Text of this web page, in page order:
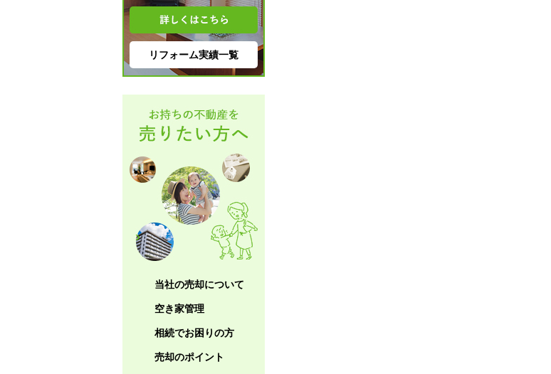
リフォーム実績一覧
当社の売却について
空き家管理
相続でお困りの方
売却のポイント